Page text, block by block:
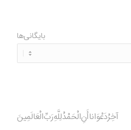
بایگانی‌ها
آخِرُدَعْوَانا‌أَنِ‌الْحَمْدُ‌‌‌لِلَّهِ‌رَبِّ‌الْعَالَمِينَ